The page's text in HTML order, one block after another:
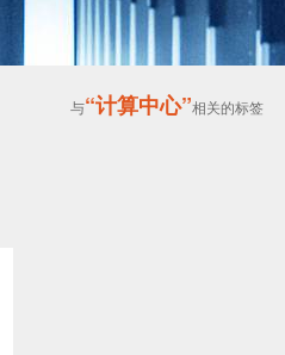
与“计算中心”相关的标签